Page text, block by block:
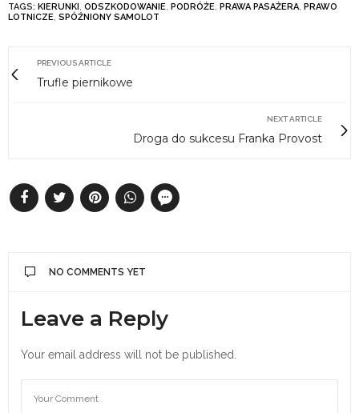
TAGS: KIERUNKI, ODSZKODOWANIE, PODRÓŻE, PRAWA PASAŻERA, PRAWO
LOTNICZE, SPÓŹNIONY SAMOLOT
PREVIOUS ARTICLE
Trufle piernikowe
NEXT ARTICLE
Droga do sukcesu Franka Provost
NO COMMENTS YET
Leave a Reply
Your email address will not be published.